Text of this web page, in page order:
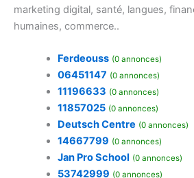
marketing digital, santé, langues,
humaines, commerce..
Ferdeouss (0 annonces)
06451147 (0 annonces)
11196633 (0 annonces)
11857025 (0 annonces)
Deutsch Centre (0 annonces)
14667799 (0 annonces)
Jan Pro School (0 annonces)
53742999 (0 annonces)